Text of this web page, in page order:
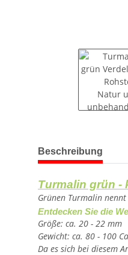
weitere Registerkarten
Beschreibung
Turmalin grün -
Grünen Turmalin
Entdecken Sie die
Größe: ca. 20 - 22 mm
Gewicht: ca. 80 - 100
Da es sich bei diesem